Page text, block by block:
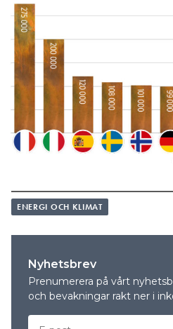
ENERGI OCH KLIMAT
Nyhetsbrev
Prenumerera på vårt
och bevakningar rakt ner i